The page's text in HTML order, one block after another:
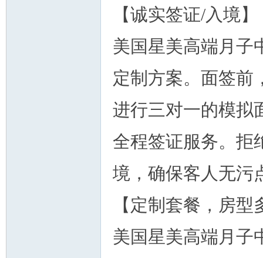
【诚实签证/入境
美国星美高端月子
定制方案。面签前
进行三对一的模拟
全程签证服务。拒
境，确保客人无
【定制套餐，房
美国星美高端月子